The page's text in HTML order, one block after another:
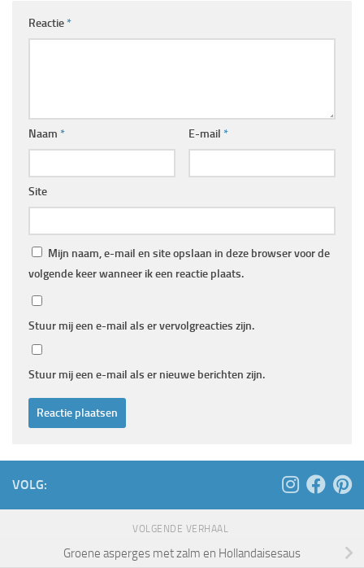
Reactie*
Naam * E-mail *
Site
Mijn naam, e-mail en site opslaan in deze browser voor de
volgende keer wanneer ik een reactie plaats.
Stuur mij een e-mail als er vervolgreacties zijn.
Stuur mij een e-mail als er nieuwe berichten zijn.
VOLG:
VOLGENDE VERHAAL
Groene asperges met zalm en Hollandaisesaus